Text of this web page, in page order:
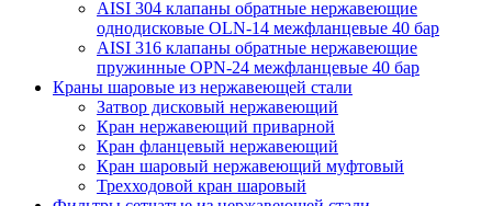
AISI 304 клапаны обратные нержавеющие
однодисковые OLN-14 межфланцевые 40 бар
AISI 316 клапаны обратные нержавеющие
пружинные OPN-24 межфланцевые 40 бар
Краны шаровые из нержавеющей стали
Затвор дисковый нержавеющий
Кран нержавеющий приварной
Кран фланцевый нержавеющий
Кран шаровый нержавеющий муфтовый
Трехходовой кран шаровый